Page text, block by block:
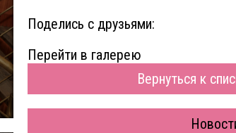
Поделись с друзьями:
Перейти в галерею
Вернуться к